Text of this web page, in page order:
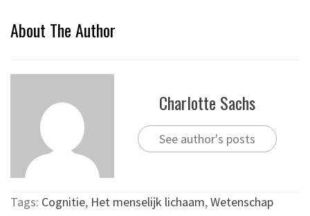
About The Author
Charlotte Sachs
See author's posts
Tags: Cognitie, Het menselijk lichaam,Wetenschap